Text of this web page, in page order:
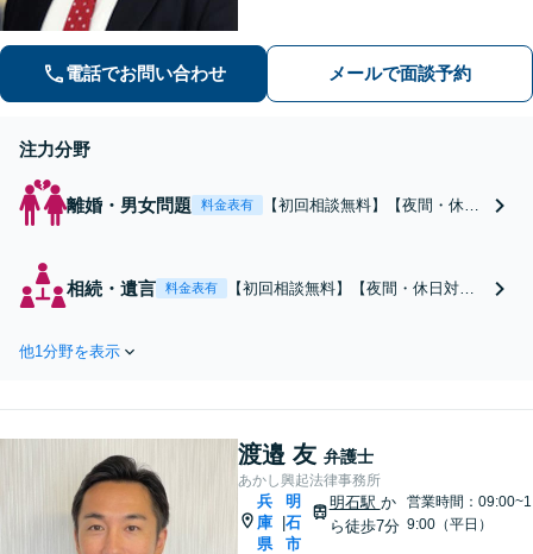
トワーク軽く迅速・誠実に対応しま
す。まずはお気軽にご相談ください。
電話でお問い合わせ メールで面談予約
注力分野
離婚・男女問題 料金表有
【初回相談無料】【夜間・休日
など複雑な案件を多数経験して
相続・遺言 料金表有
【初回相談無料】【夜間・休日対応
動産業者とのネットワークがあり、
談ください。
他1分野を表示
渡邉 友 弁護士
あかし興起法律事務所
兵
庫
県
明
石
市
明石駅 か
ら徒歩7分
営業時間：09:00~1
9:00（平日）